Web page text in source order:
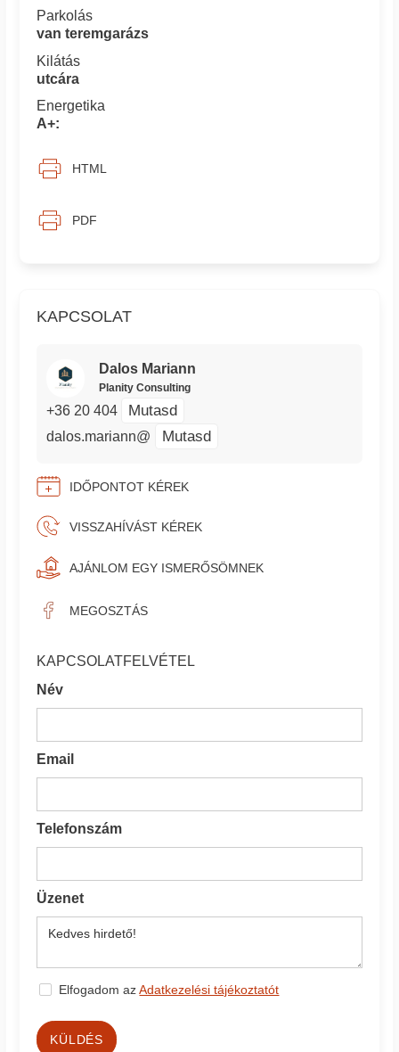
KAPCSOLAT
Dalos Mariann
Planity Consulting
+36 20 404 Mutasd
dalos.mariann@ Mutasd
IDŐPONTOT KÉREK
VISSZAHÍVÁST KÉREK
AJÁNLOM EGY ISMERŐSÖMNEK
MEGOSZTÁS
KAPCSOLATFELVÉTEL
Név
Email
Telefonszám
Üzenet
Elfogadom azAdatkezelési tájékoztatót
KÜLDÉS
Parkolás
van teremgarázs
Kilátás
utcára
Energetika
A+:
HTML
PDF